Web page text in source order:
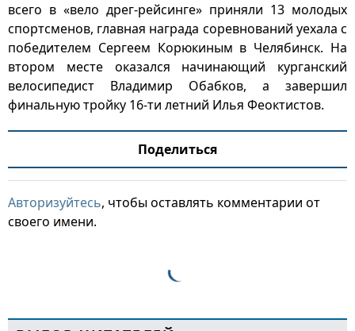
всего в «вело дрег-рейсинге» приняли 13 молодых
спортсменов, главная награда соревнований уехала с
победителем Сергеем Корюкиным в Челябинск. На
втором месте оказался начинающий курганский
велосипедист Владимир Обабков, а завершил
финальную тройку 16-ти летний Илья Феоктистов.
Поделиться
Авторизуйтесь, чтобы оставлять комментарии от
своего имени.